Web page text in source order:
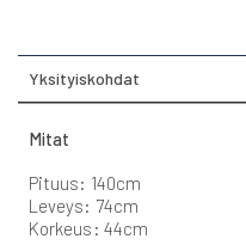
Yksityiskohdat
Mitat
Pituus: 140cm
Leveys: 74cm
Korkeus: 44cm